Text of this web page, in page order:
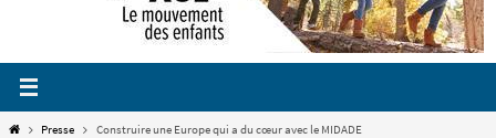
HomePresse Construire une Europe qui a du cœur avec le MIDADE